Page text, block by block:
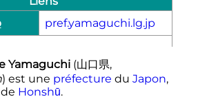
pref.yamaguchi.lg.jp
Yamaguchi (山口県,
) est une préfecture du Japon,
Honshū.